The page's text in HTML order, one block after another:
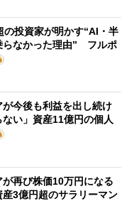
の投資家が明かす“AI・半
らなかった理由” フルポ
が今後も利益を出し続け
ない」資産11億円の個人
が再び株価10万円になる
産3億円超のサラリーマン